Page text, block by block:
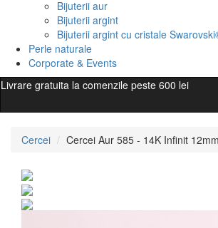
Bijuterii aur
Bijuterii argint
Bijuterii argint cu cristale
Perle naturale
Corporate & Events
Livrare gratuita la comenzile peste 600 lei
Cercei Cercei Aur 585 - 14K Infinit